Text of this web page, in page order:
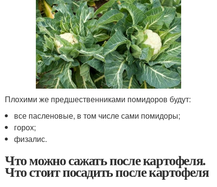
Плохими же предшественниками помидоров будут:
все пасленовые, в том числе сами помидоры;
горох;
физалис.
Что можно сажать после картофеля.
Что стоит посадить после картофеля